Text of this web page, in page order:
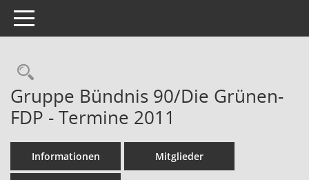
Toggle navigation
Rechercheauswahl
Gruppe Bündnis 90/Die Grünen-
FDP - Termine 2011
Informationen Mitglieder